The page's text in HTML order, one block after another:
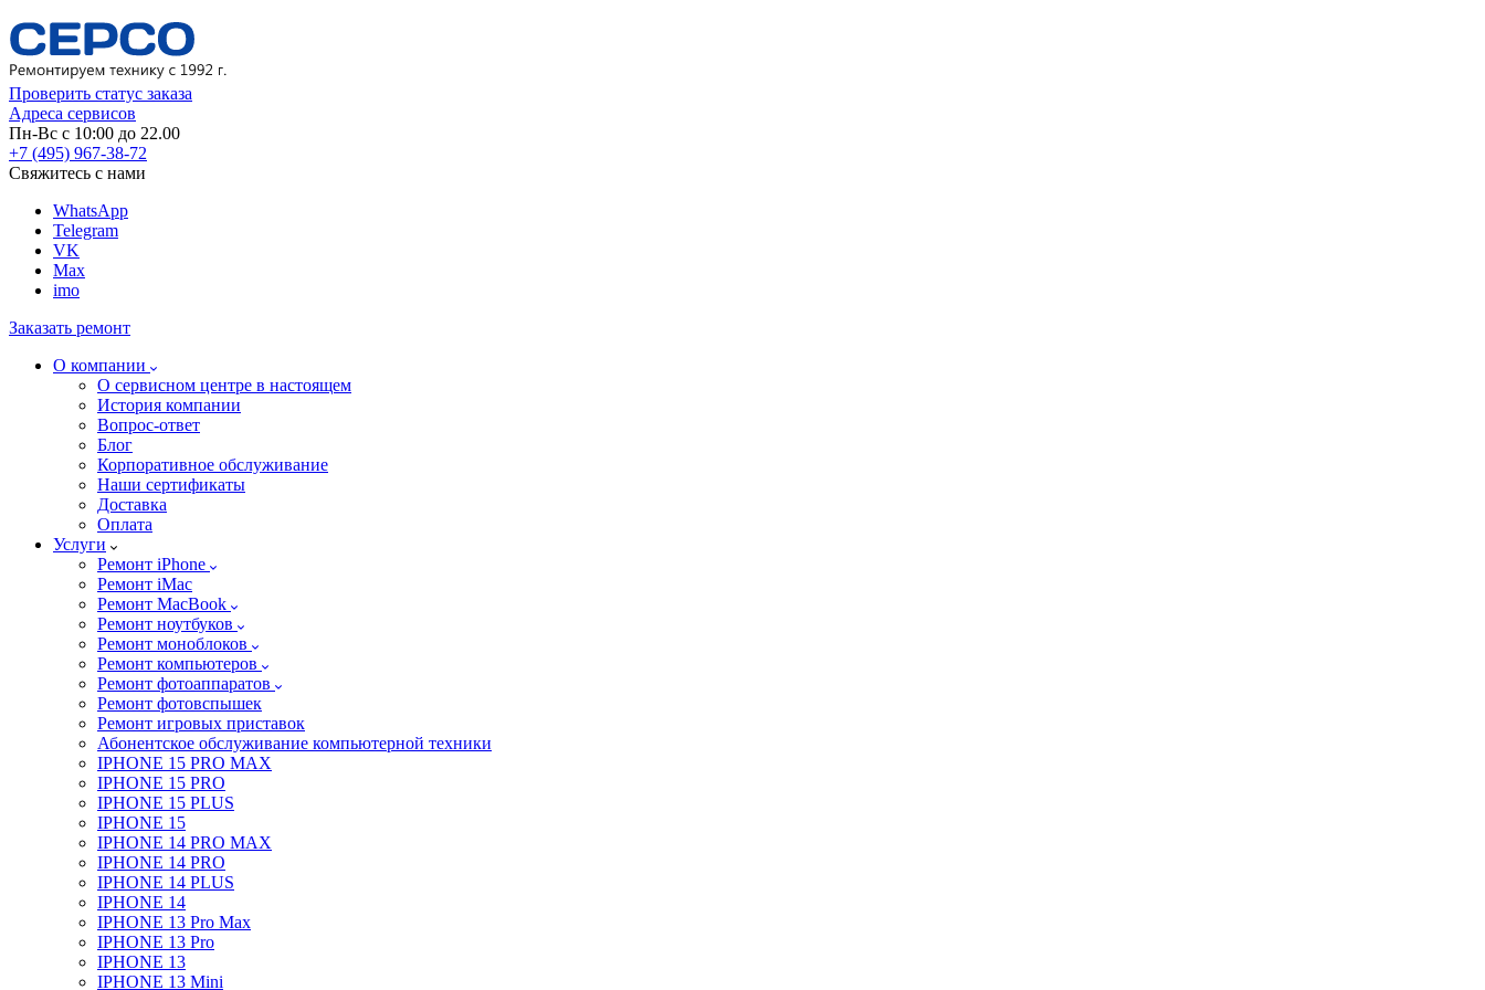
Проверить статус заказа
Адреса сервисов
Пн-Вс с 10:00 до 22.00
+7 (495) 967-38-72
Свяжитесь с нами
WhatsApp
Telegram
VK
Max
imo
Заказать ремонт
О компании
О сервисном центре в настоящем
История компании
Вопрос-ответ
Блог
Корпоративное обслуживание
Наши сертификаты
Доставка
Оплата
Услуги
Ремонт iPhone
Ремонт iMac
Ремонт MacBook
Ремонт ноутбуков
Ремонт моноблоков
Ремонт компьютеров
Ремонт фотоаппаратов
Ремонт фотовспышек
Ремонт игровых приставок
Абонентское обслуживание компьютерной техники
IPHONE 15 PRO MAX
IPHONE 15 PRO
IPHONE 15 PLUS
IPHONE 15
IPHONE 14 PRO MAX
IPHONE 14 PRO
IPHONE 14 PLUS
IPHONE 14
IPHONE 13 Pro Max
IPHONE 13 Pro
IPHONE 13
IPHONE 13 Mini